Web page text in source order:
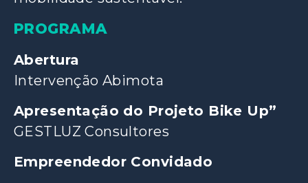
PROGRAMA
Abertura
Intervenção Abimota
Apresentação do Projeto Bike Up”
GESTLUZ Consultores
Empreendedor Convidado